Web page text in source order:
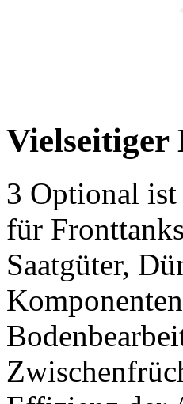
Vielseitiger
3 Optional
für
Saatgüter,